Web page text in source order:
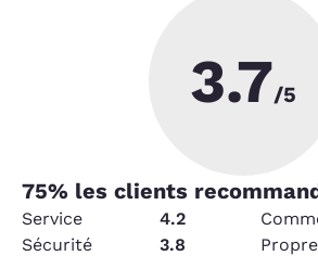
3.7/5
75% les clients
Service 4.2
Sécurité
3.8